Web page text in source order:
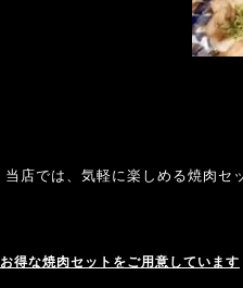
当店では、気軽に楽しめる焼肉セ
お得な焼肉セットをご用意しています